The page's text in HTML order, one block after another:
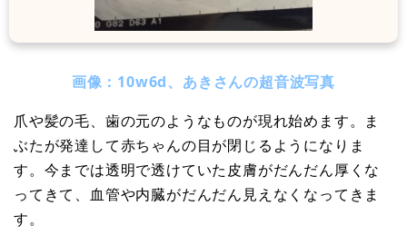
画像：10w6d、あきさんの超音波写真
爪や髪の毛、歯の元のようなものが現れ始めます。ま
ぶたが発達して赤ちゃんの目が閉じるようになりま
す。今までは透明で透けていた皮膚がだんだん厚くな
ってきて、血管や内臓がだんだん見えなくなってきま
す。